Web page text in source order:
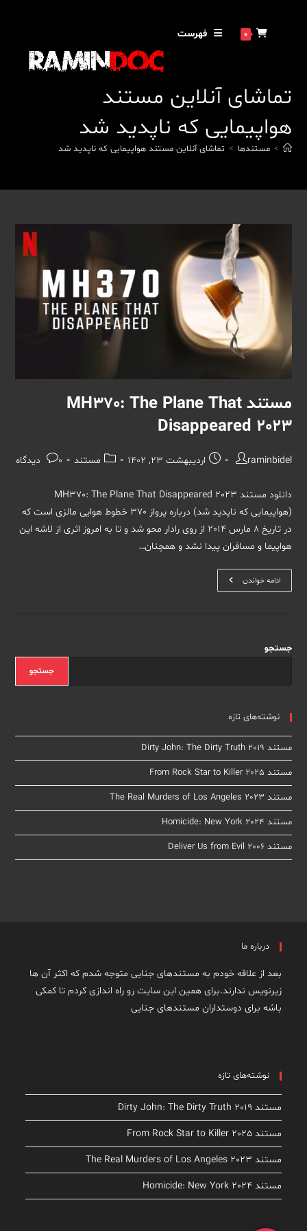
0 فهرست
تماشای آنلاین مستند
هواپیمایی که ناپدید شد
> مستندها > تماشای آنلاین مستند هواپیمایی که ناپدید شد
مستند MH370: The Plane That
Disappeared 2023
نویسندهٔ
raminbidel
نوشته
شده
اردیبهشت 23, 1402
دسته‌مستند
نظرات
0 دیدگاه
دانلود مستند MH370: The Plane That Disappeared 2023
(هواپیمایی که ناپدید شد) درباره پرواز 370 خطوط هوایی مالزی است که
در تاریخ 8 مارس 2014 از روی رادار محو شد و تا به امروز اثری از لاشه این
هواپیما و مسافران پیدا نشد و همچنان…
ادامه خواندنمستند
MH370:
جستجو
جستجو
نوشته‌های تازه
مستند Dirty John: The Dirty Truth 2019
مستند From Rock Star to Killer 2025
مستند The Real Murders of Los Angeles 2023
مستند Homicide: New York 2024
مستند Deliver Us from Evil 2006
درباره ما
بعد از علاقه خودم به مستندهای جنایی متوجه شدم که اکثر آن ها
زیرنویس ندارند.برای همین این سایت رو راه اندازی کردم تا کمکی
باشه برای دوستداران مستندهای جنایی
نوشته‌های تازه
مستند Dirty John: The Dirty Truth 2019
مستند From Rock Star to Killer 2025
مستند The Real Murders of Los Angeles 2023
مستند Homicide: New York 2024